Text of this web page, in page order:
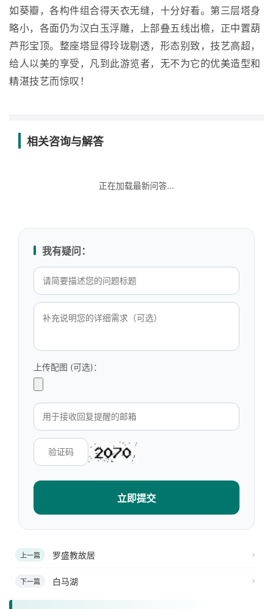
如葵瓣，各构件组合得天衣无缝，十分好看。第三层塔身
略小，各面仍为汉白玉浮雕，上部叠五线出檐，正中置葫
芦形宝顶。整座塔显得玲珑剔透，形态别致，技艺高超，
给人以美的享受，凡到此游览者，无不为它的优美造型和
精湛技艺而惊叹！
相关咨询与解答
正在加载最新问答...
我有疑问：
上传配图 (可选)：
立即提交
上一篇 罗盛教故居
下一篇 白马湖